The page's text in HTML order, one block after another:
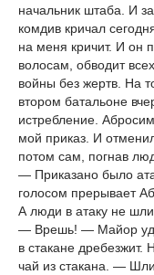
начальник штаба. И
комдив кричал
на меня кричит. И он
волосам, обводит
войны без жертв. На
втором батальоне
истребление.
мой приказ. И
потом сам, погнав
— Приказано было
голосом прерывает
А люди в атаку не
— Врешь! — Майор
в стакане дребезжит.
чай из стакана. —